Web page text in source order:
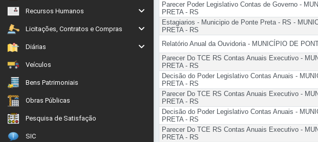
Recursos Humanos
Licitações, Contratos e Compras
Diárias
Veículos
Bens Patrimoniais
Obras Públicas
Pesquisa de Satisfação
SIC
Parecer Poder Legislativo Contas de Governo -
PRETA - RS
Estagiarios - Municipio de Ponte Preta - RS -
PRETA - RS
Relatório Anual da Ouvidoria - MUNICÍPIO DE
Parecer Do TCE RS Contas Anuais Executivo -
PRETA - RS
Decisão do Poder Legislativo Contas Anuais -
PRETA - RS
Parecer Do TCE RS Contas Anuais Executivo -
PRETA - RS
Decisão do Poder Legislativo Contas Anuais -
PRETA - RS
Parecer Do TCE RS Contas Anuais Executivo -
PRETA - RS